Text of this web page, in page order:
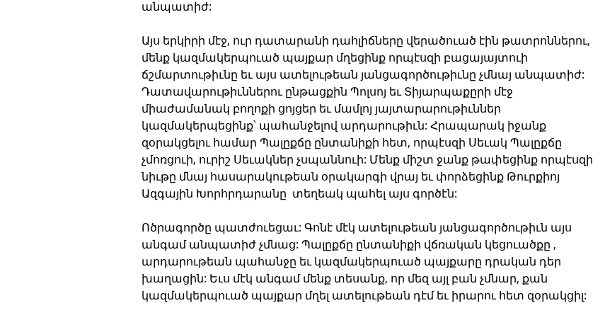
անպատիժ:
Այս երկիրի մէջ, ուր դատարանի դահլիճները վերածուած էին թատրոններու,
մենք կազմակերպուած պայքար մղեցինք որպէսզի բացայայտուի
ճշմարտութիւնը եւ այս ատելութեան յանցագործութիւնը չմնայ անպատիժ:
Դատավարութիւններու ընթացքին Պոլսոյ եւ Տիյարպաքըրի մէջ
միաժամանակ բողոքի ցոյցեր եւ մամլոյ յայտարարութիւններ
կազմակերպեցինք՝ պահանջելով արդարութիւն: Հրապարակ իջանք
զօրակցելու համար Պալըքճը ընտանիքի հետ, որպէսզի Սեւակ Պալըքճը
չմոռցուի, ուրիշ Սեւակներ չսպաննուի: Մենք միշտ ջանք թափեցինք որպէսզի
նիւթը մնայ հասարակութեան օրակարգի վրայ եւ փորձեցինք Թուրքիոյ
Ազգային Խորհրդարանը  տեղեակ պահել այս գործէն:
Ոծրագործը պատժուեցաւ: Գոնէ մէկ ատելութեան յանցագործութիւն այս
անգամ անպատիժ չմնաց: Պալըքճը ընտանիքի վճռական կեցուածքը ,
արդարութեան պահանջը եւ կազմակերպուած պայքարը դրական դեր
խաղացին: Եւս մէկ անգամ մենք տեսանք, որ մեզ այլ բան չմնար, քան
կազմակերպուած պայքար մղել ատելութեան դէմ եւ իրարու հետ զօրակցիլ: